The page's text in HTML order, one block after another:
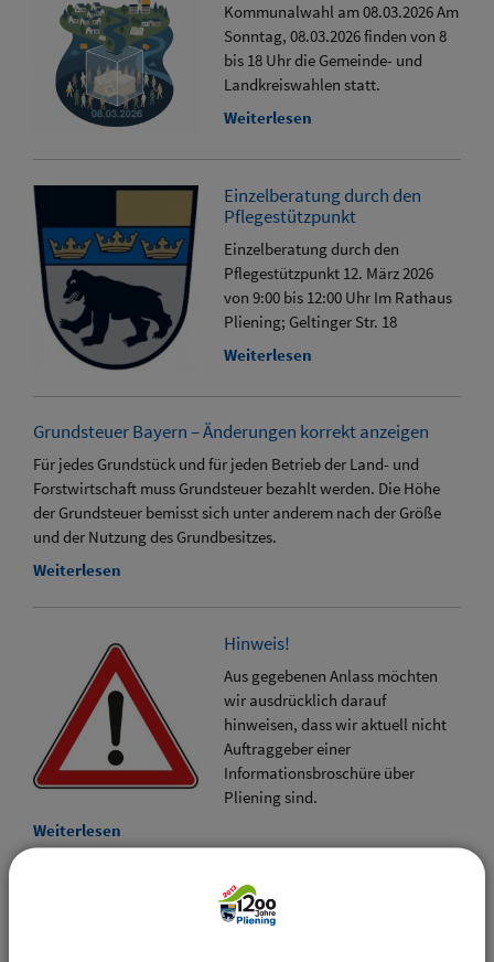
Kommunalwahl am 08.03.2026 Am
Sonntag, 08.03.2026 finden von 8
bis 18 Uhr die Gemeinde- und
Landkreiswahlen statt.
Weiterlesen
Einzelberatung durch den
Pflegestützpunkt
Einzelberatung durch den
Pflegestützpunkt 12. März 2026
von 9:00 bis 12:00 Uhr Im Rathaus
Pliening; Geltinger Str. 18
Weiterlesen
Grundsteuer Bayern – Änderungen korrekt anzeigen
Für jedes Grundstück und für jeden Betrieb der Land- und
Forstwirtschaft muss Grundsteuer bezahlt werden. Die Höhe
der Grundsteuer bemisst sich unter anderem nach der Größe
und der Nutzung des Grundbesitzes.
Weiterlesen
Hinweis!
Aus gegebenen Anlass möchten
wir ausdrücklich darauf
hinweisen, dass wir aktuell nicht
Auftraggeber einer
Informationsbroschüre über
Pliening sind.
Weiterlesen
Neue Abfall-App für den
Landkreis Ebersberg